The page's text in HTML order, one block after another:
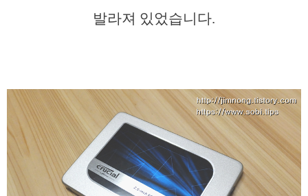
발라져 있었습니다.